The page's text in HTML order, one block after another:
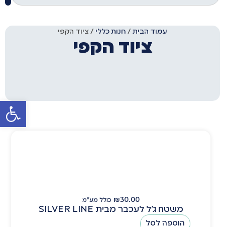
פתח
עמוד הבית / חנות כללי / ציוד הקפי
ציוד הקפי
₪30.00 כולל מע"מ
משטח ג'ל לעכבר מבית SILVER LINE
הוספה לסל